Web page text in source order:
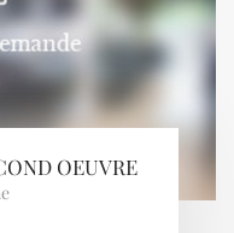
OEUVRE